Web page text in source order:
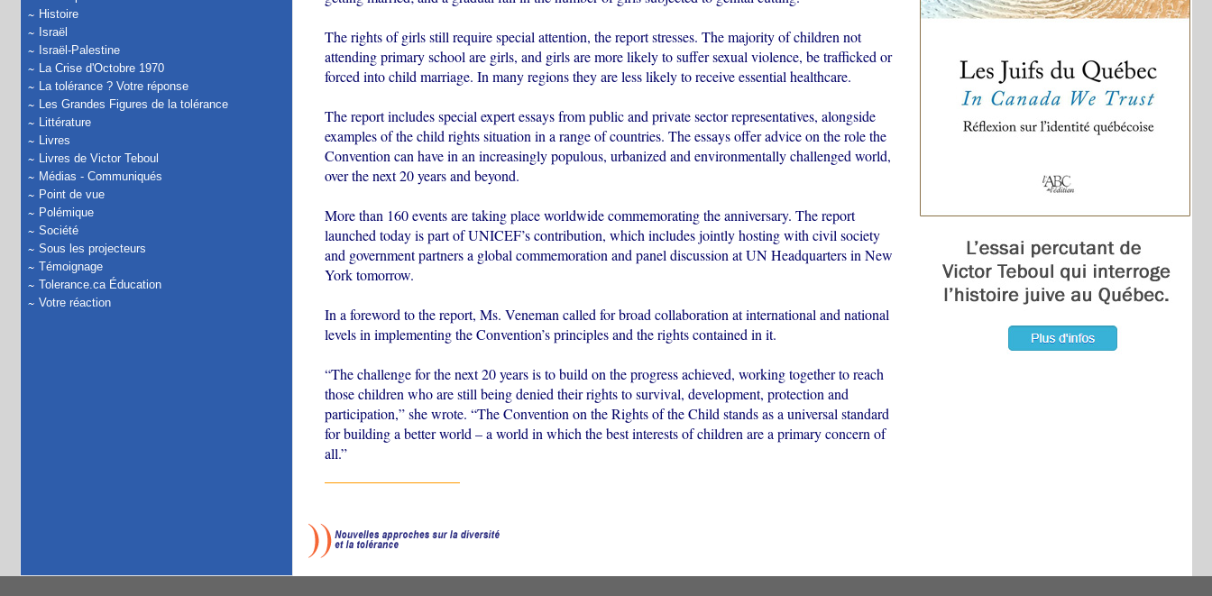
Histoire
Israël
Israël-Palestine
La Crise d'Octobre 1970
La tolérance ? Votre réponse
Les Grandes Figures de la tolérance
Littérature
Livres
Livres de Victor Teboul
Médias - Communiqués
Point de vue
Polémique
Société
Sous les projecteurs
Témoignage
Tolerance.ca Éducation
Votre réaction
The rights of girls still require special attention, the report stresses. The majority of children not
attending primary school are girls, and girls are more likely to suffer sexual violence, be trafficked or
forced into child marriage. In many regions they are less likely to receive essential healthcare.
The report includes special expert essays from public and private sector representatives, alongside
examples of the child rights situation in a range of countries. The essays offer advice on the role the
Convention can have in an increasingly populous, urbanized and environmentally challenged world,
over the next 20 years and beyond.
More than 160 events are taking place worldwide commemorating the anniversary. The report
launched today is part of UNICEF’s contribution, which includes jointly hosting with civil society
and government partners a global commemoration and panel discussion at UN Headquarters in New
York tomorrow.
In a foreword to the report, Ms. Veneman called for broad collaboration at international and national
levels in implementing the Convention’s principles and the rights contained in it.
“The challenge for the next 20 years is to build on the progress achieved, working together to reach
those children who are still being denied their rights to survival, development, protection and
participation,” she wrote. “The Convention on the Rights of the Child stands as a universal standard
for building a better world – a world in which the best interests of children are a primary concern of
all.”